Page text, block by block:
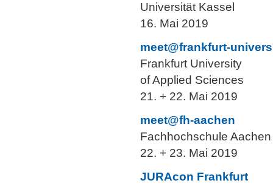
Universität Kassel
16. Mai 2019
meet@frankfurt-
Frankfurt University
of Applied Sciences
21. + 22. Mai 2019
meet@fh-aachen
Fachhochschule Aachen
22. + 23. Mai 2019
JURAcon Frankfurt